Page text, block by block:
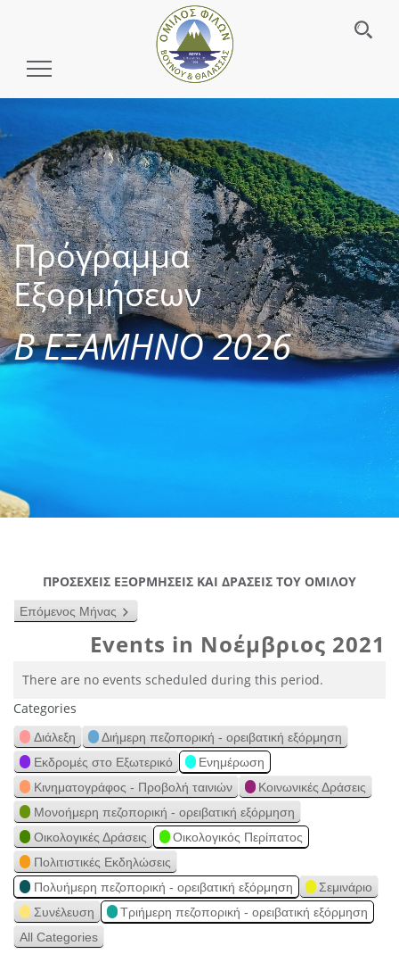
Toggle
Πρόγραμμα
Εξορμήσεων
Β ΕΞΑΜΗΝΟ 2026
ΠΡΟΣΕΧΕΙΣ ΕΞΟΡΜΗΣΕΙΣ ΚΑΙ ΔΡΑΣΕΙΣ ΤΟΥ ΟΜΙΛΟΥ
Επόμενος Μήνας
Events in Νοέμβριος 2021
There are no events scheduled during this period.
Categories
Διάλεξη
Διήμερη πεζοπορική - ορειβατική εξόρμηση
Εκδρομές στο Εξωτερικό
Ενημέρωση
Κινηματογράφος - Προβολή ταινιών
Κοινωνικές Δράσεις
Μονοήμερη πεζοπορική - ορειβατική εξόρμηση
Οικολογικές Δράσεις
Οικολογικός Περίπατος
Πολιτιστικές Εκδηλώσεις
Πολυήμερη πεζοπορική - ορειβατική εξόρμηση
Σεμινάριο
Συνέλευση
Τριήμερη πεζοπορική - ορειβατική εξόρμηση
All Categories